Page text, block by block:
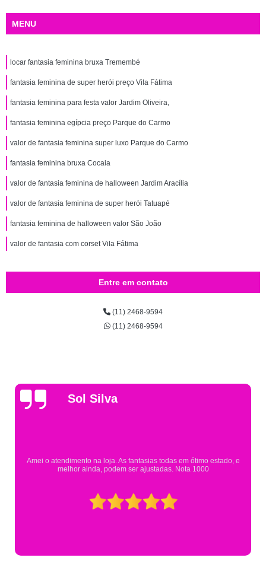
MENU
locar fantasia feminina bruxa Tremembé
fantasia feminina de super herói preço Vila Fátima
fantasia feminina para festa valor Jardim Oliveira,
fantasia feminina egípcia preço Parque do Carmo
valor de fantasia feminina super luxo Parque do Carmo
fantasia feminina bruxa Cocaia
valor de fantasia feminina de halloween Jardim Aracília
valor de fantasia feminina de super herói Tatuapé
fantasia feminina de halloween valor São João
valor de fantasia com corset Vila Fátima
Entre em contato
(11) 2468-9594
(11) 2468-9594
Gsutavo Pinto
Pesquisei em mais de 20 lojas e só encontrei a fantasia de meu filho na
Eureka. Cheguei praticamente no horário em que estavam fechando e
mesmo assim fui muito bem atendido.